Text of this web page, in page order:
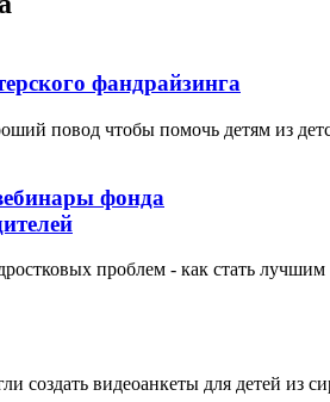
фандрайзинга
повод чтобы помочь детям из
фонда
проблем - как стать лучшим
создать видеоанкеты для детей из